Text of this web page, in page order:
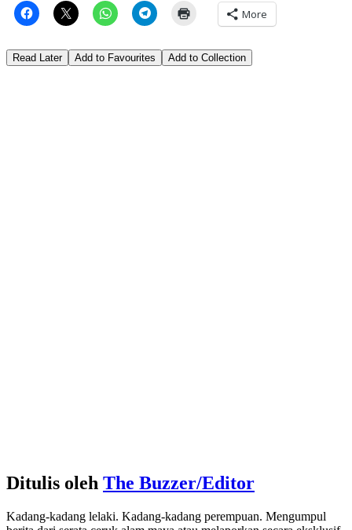
More
Read Later Add to Favourites Add to Collection
Ditulis oleh The Buzzer/Editor
Kadang-kadang lelaki. Kadang-kadang perempuan. Mengumpul